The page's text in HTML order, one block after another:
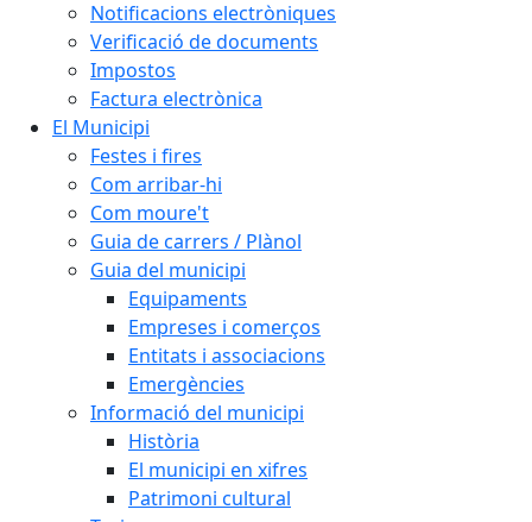
Notificacions electròniques
Verificació de documents
Impostos
Factura electrònica
El Municipi
Festes i fires
Com arribar-hi
Com moure't
Guia de carrers / Plànol
Guia del municipi
Equipaments
Empreses i comerços
Entitats i associacions
Emergències
Informació del municipi
Història
El municipi en xifres
Patrimoni cultural